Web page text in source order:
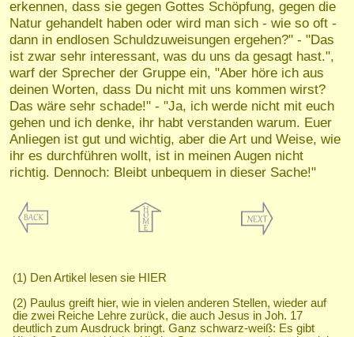
erkennen, dass sie gegen Gottes Schöpfung, gegen die
Natur gehandelt haben oder wird man sich - wie so oft -
dann in endlosen Schuldzuweisungen ergehen?" - "Das
ist zwar sehr interessant, was du uns da gesagt hast.",
warf der Sprecher der Gruppe ein, "Aber höre ich aus
deinen Worten, dass Du nicht mit uns kommen wirst?
Das wäre sehr schade!" - "Ja, ich werde nicht mit euch
gehen und ich denke, ihr habt verstanden warum. Euer
Anliegen ist gut und wichtig, aber die Art und Weise, wie
ihr es durchführen wollt, ist in meinen Augen nicht
richtig. Dennoch: Bleibt unbequem in dieser Sache!"
(1) Den Artikel lesen sie HIER
(2) Paulus greift hier, wie in vielen anderen Stellen, wieder auf
die zwei Reiche Lehre zurück, die auch Jesus in Joh. 17
deutlich zum Ausdruck bringt. Ganz schwarz-weiß: Es gibt